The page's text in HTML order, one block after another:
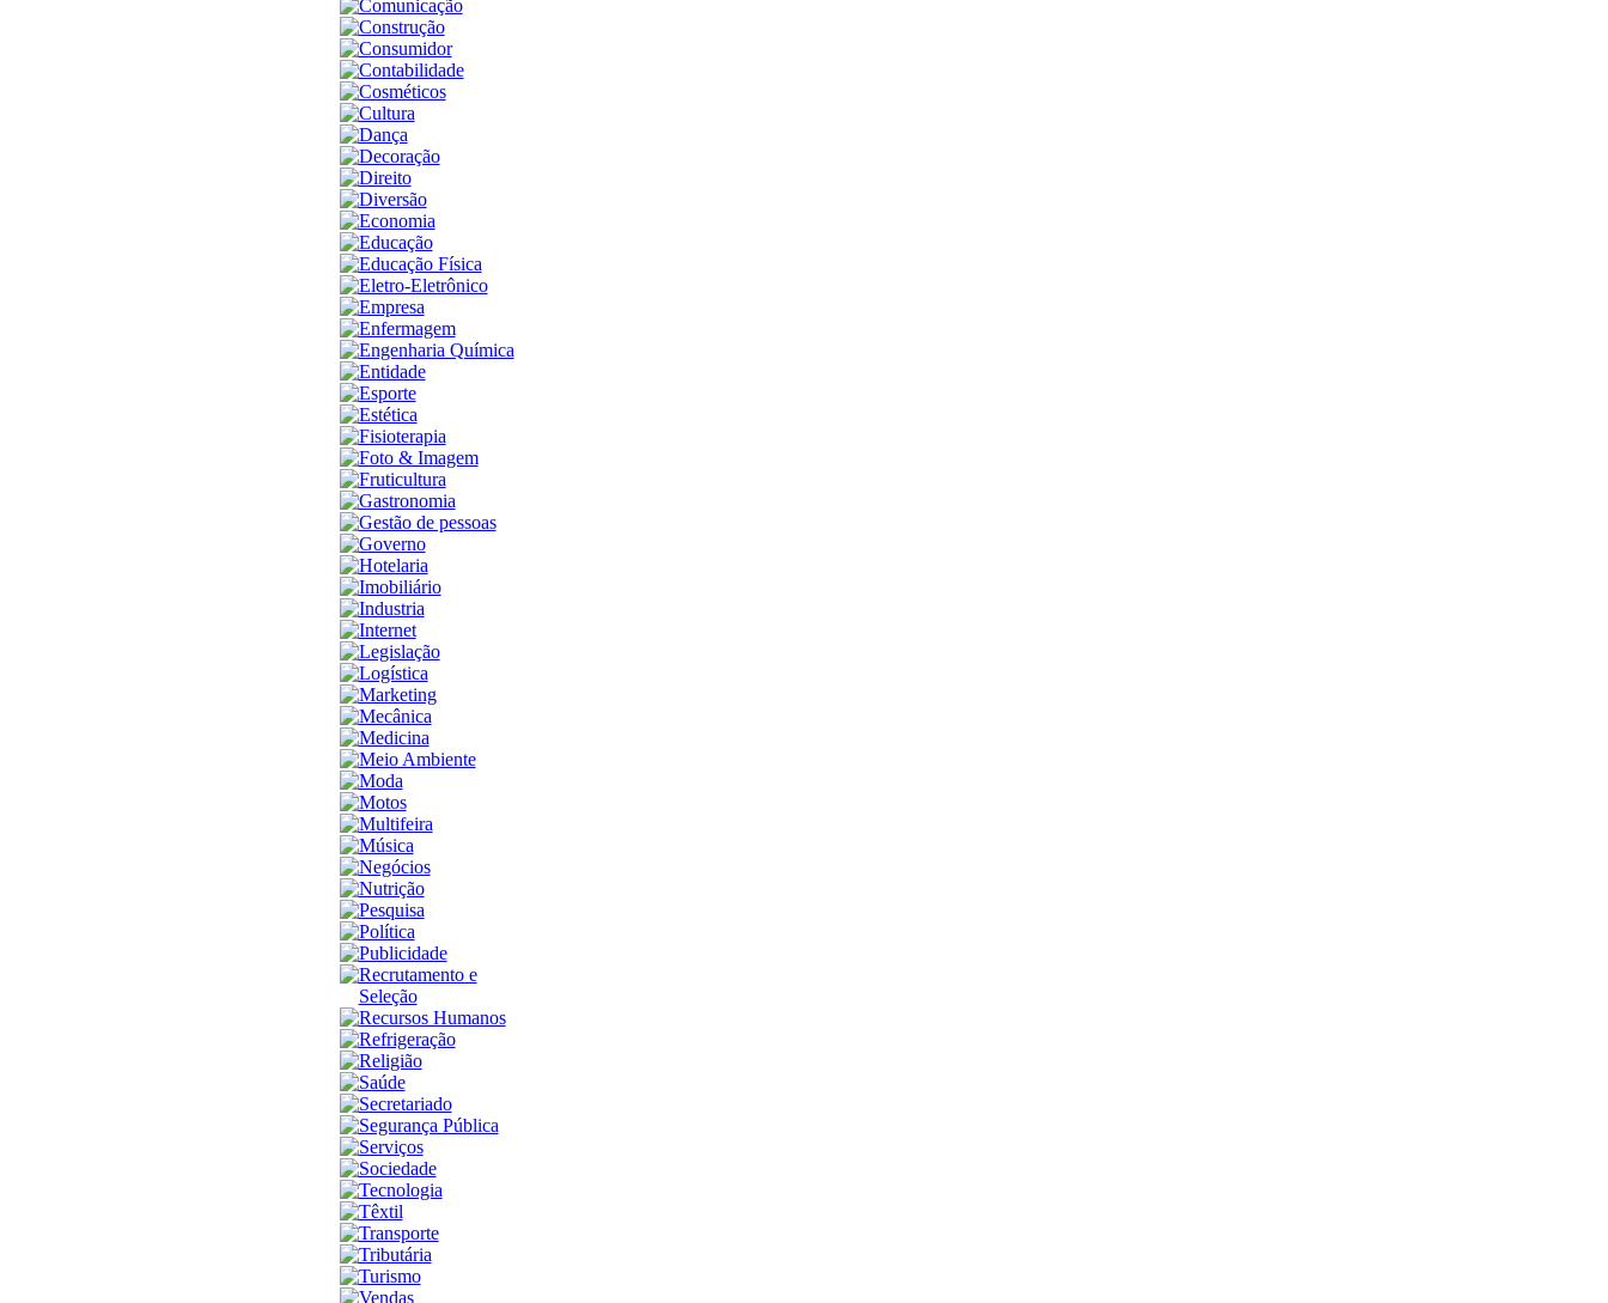
Comunicação
Construção
Consumidor
Contabilidade
Cosméticos
Cultura
Dança
Decoração
Direito
Diversão
Economia
Educação
Educação Física
Eletro-Eletrônico
Empresa
Enfermagem
Engenharia Química
Entidade
Esporte
Estética
Fisioterapia
Foto & Imagem
Fruticultura
Gastronomia
Gestão de pessoas
Governo
Hotelaria
Imobiliário
Industria
Internet
Legislação
Logística
Marketing
Mecânica
Medicina
Meio Ambiente
Moda
Motos
Multifeira
Música
Negócios
Nutrição
Pesquisa
Política
Publicidade
Recrutamento e
Seleção
Recursos Humanos
Refrigeração
Religião
Saúde
Secretariado
Segurança Pública
Serviços
Sociedade
Tecnologia
Têxtil
Transporte
Tributária
Turismo
Vendas